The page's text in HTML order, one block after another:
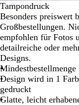
Tampondruck
Besonders preiswert
Großbestellungen.
empfohlen für Fotos
detailreiche oder
Designs.
Mindestbestellmenge
Design wird in 1
gedruckt
Glatte, leicht